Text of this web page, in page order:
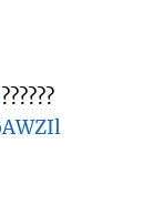
??????